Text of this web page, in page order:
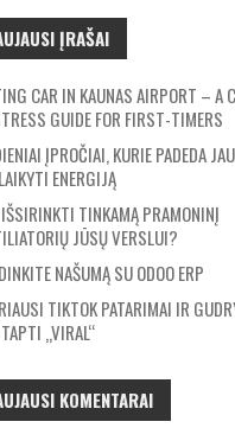
ĮRAŠAI
CAR IN KAUNAS AIRPORT – A
GUIDE FOR FIRST-TIMERS
ĮPROČIAI, KURIE PADEDA
ENERGIJĄ
TINKAMĄ PRAMONINĮ
JŪSŲ VERSLUI?
NAŠUMĄ SU ODOO ERP
TIKTOK PATARIMAI IR
„VIRAL“
KOMENTARAI